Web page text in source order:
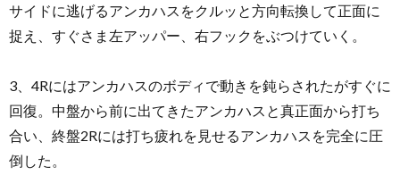
サイドに逃げるアンカハスをクルッと方向転換して正面に
捉え、すぐさま左アッパー、右フックをぶつけていく。
3、4Rにはアンカハスのボディで動きを鈍らされたがすぐに
回復。中盤から前に出てきたアンカハスと真正面から打ち
合い、終盤2Rには打ち疲れを見せるアンカハスを完全に圧
倒した。